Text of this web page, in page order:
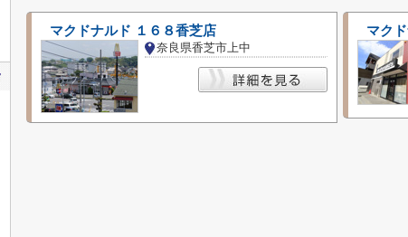
マクドナルド １６８香芝店
奈良県香芝市上中
マク